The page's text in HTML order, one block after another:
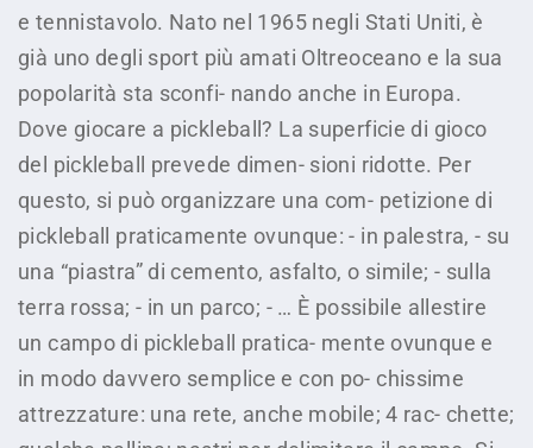
e tennistavolo. Nato nel 1965 negli Stati Uniti, è
già uno degli sport più amati Oltreoceano e la sua
popolarità sta sconfi- nando anche in Europa.
Dove giocare a pickleball? La superficie di gioco
del pickleball prevede dimen- sioni ridotte. Per
questo, si può organizzare una com- petizione di
pickleball praticamente ovunque: - in palestra, - su
una “piastra” di cemento, asfalto, o simile; - sulla
terra rossa; - in un parco; - … È possibile allestire
un campo di pickleball pratica- mente ovunque e
in modo davvero semplice e con po- chissime
attrezzature: una rete, anche mobile; 4 rac- chette;